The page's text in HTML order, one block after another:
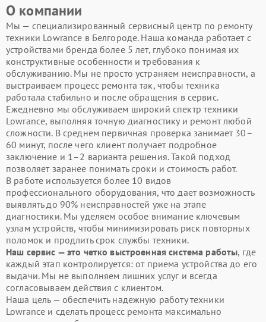
О компании
Мы — специализированный сервисный центр по ремонту
техники Lowrance в Белгороде. Наша команда работает с
устройствами бренда более 5 лет, глубоко понимая их
конструктивные особенности и требования к
обслуживанию. Мы не просто устраняем неисправности, а
выстраиваем процесс ремонта так, чтобы техника
работала стабильно и после обращения в сервис.
Ежедневно мы обслуживаем широкий спектр техники
Lowrance, выполняя точную диагностику и ремонт любой
сложности. В среднем первичная проверка занимает 30–
60 минут, после чего клиент получает подробное
заключение и 1–2 варианта решения. Такой подход
позволяет заранее понимать сроки и стоимость работ.
В работе используется более 10 видов
профессионального оборудования, что дает возможность
выявлять до 90% неисправностей уже на этапе
диагностики. Мы уделяем особое внимание ключевым
узлам устройств, чтобы минимизировать риск повторных
поломок и продлить срок службы техники.
Наш сервис — это четко выстроенная система работы, где
каждый этап контролируется: от приема устройства до его
выдачи. Мы не выполняем лишних услуг и всегда
согласовываем действия с клиентом.
Наша цель — обеспечить надежную работу техники
Lowrance и сделать процесс ремонта максимально